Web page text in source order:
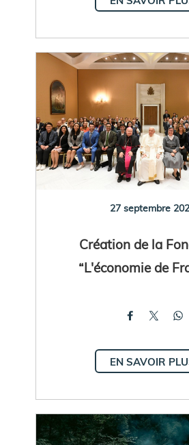
27 septembre
Création de la
“L'économie de
EN SAVOIR